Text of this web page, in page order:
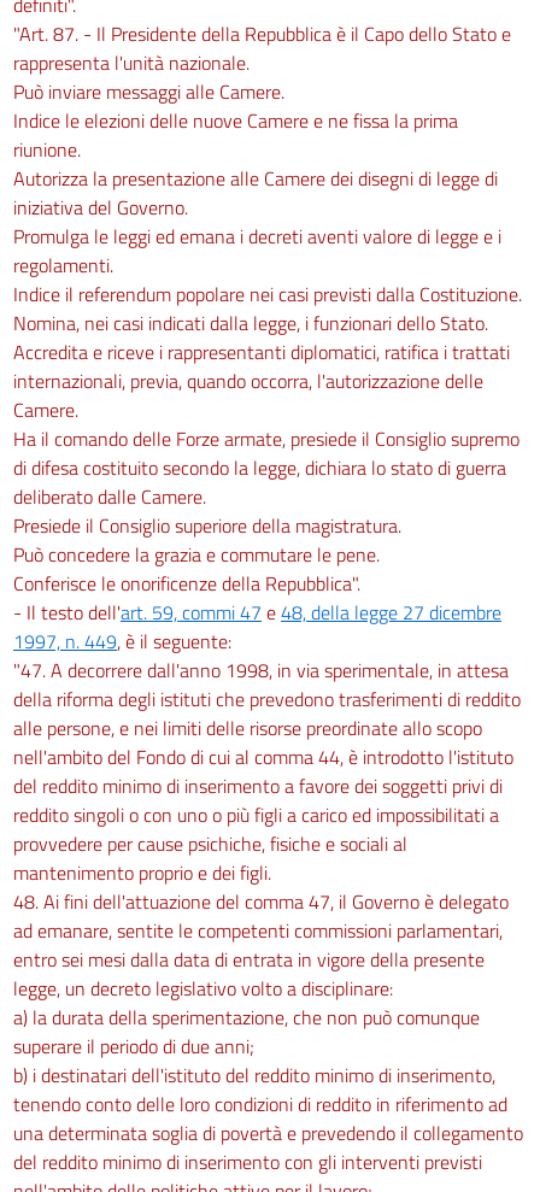
"Art. 87. - Il Presidente della Repubblica è il Capo dello Stato e
rappresenta l'unità nazionale.
Può inviare messaggi alle Camere.
Indice le elezioni delle nuove Camere e ne fissa la prima
riunione.
Autorizza la presentazione alle Camere dei disegni di legge di
iniziativa del Governo.
Promulga le leggi ed emana i decreti aventi valore di legge e i
regolamenti.
Indice il referendum popolare nei casi previsti dalla Costituzione.
Nomina, nei casi indicati dalla legge, i funzionari dello Stato.
Accredita e riceve i rappresentanti diplomatici, ratifica i trattati
internazionali, previa, quando occorra, l'autorizzazione delle
Camere.
Ha il comando delle Forze armate, presiede il Consiglio supremo
di difesa costituito secondo la legge, dichiara lo stato di guerra
deliberato dalle Camere.
Presiede il Consiglio superiore della magistratura.
Può concedere la grazia e commutare le pene.
Conferisce le onorificenze della Repubblica".
- Il testo dell'art. 59, commi 47 e48, della legge 27 dicembre
1997, n. 449, è il seguente:
"47. A decorrere dall'anno 1998, in via sperimentale, in attesa
della riforma degli istituti che prevedono trasferimenti di reddito
alle persone, e nei limiti delle risorse preordinate allo scopo
nell'ambito del Fondo di cui al comma 44, è introdotto l'istituto
del reddito minimo di inserimento a favore dei soggetti privi di
reddito singoli o con uno o più figli a carico ed impossibilitati a
provvedere per cause psichiche, fisiche e sociali al
mantenimento proprio e dei figli.
48. Ai fini dell'attuazione del comma 47, il Governo è delegato
ad emanare, sentite le competenti commissioni parlamentari,
entro sei mesi dalla data di entrata in vigore della presente
legge, un decreto legislativo volto a disciplinare:
a) la durata della sperimentazione, che non può comunque
superare il periodo di due anni;
b) i destinatari dell'istituto del reddito minimo di inserimento,
tenendo conto delle loro condizioni di reddito in riferimento ad
una determinata soglia di povertà e prevedendo il collegamento
del reddito minimo di inserimento con gli interventi previsti